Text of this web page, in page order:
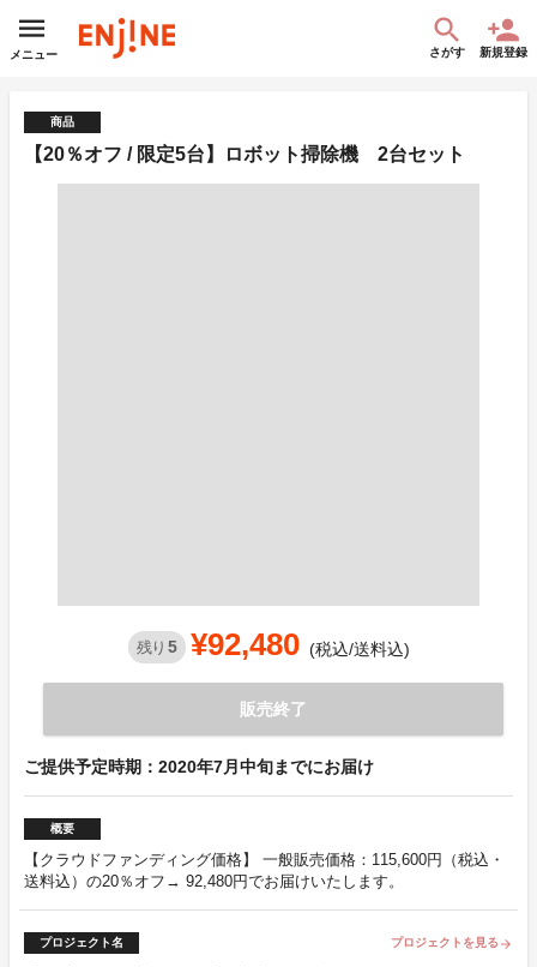
メニュー さがす 新規登録
商品
【20％オフ / 限定5台】ロボット掃除機 2台セット
残り 5 ¥92,480 (税込/送料込)
販売終了
ご提供予定時期：2020年7月中旬までにお届け
概要
【クラウドファンディング価格】 一般販売価格：115,600円（税込・
送料込）の20％オフ→ 92,480円でお届けいたします。
プロジェクト名 プロジェクトを見る arrow_forward